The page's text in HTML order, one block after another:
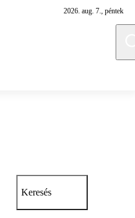
2026. aug. 7., péntek
Keresés